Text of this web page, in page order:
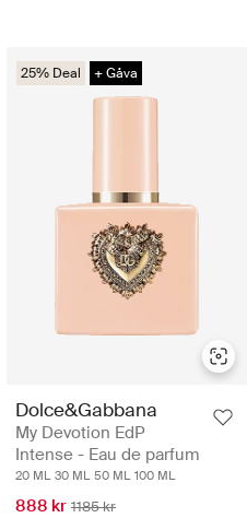
25% Deal + Gåva
Dolce&Gabbana
My Devotion EdP
Intense - Eau de parfum
20 ML 30 ML 50 ML 100 ML
888 kr 1185 kr